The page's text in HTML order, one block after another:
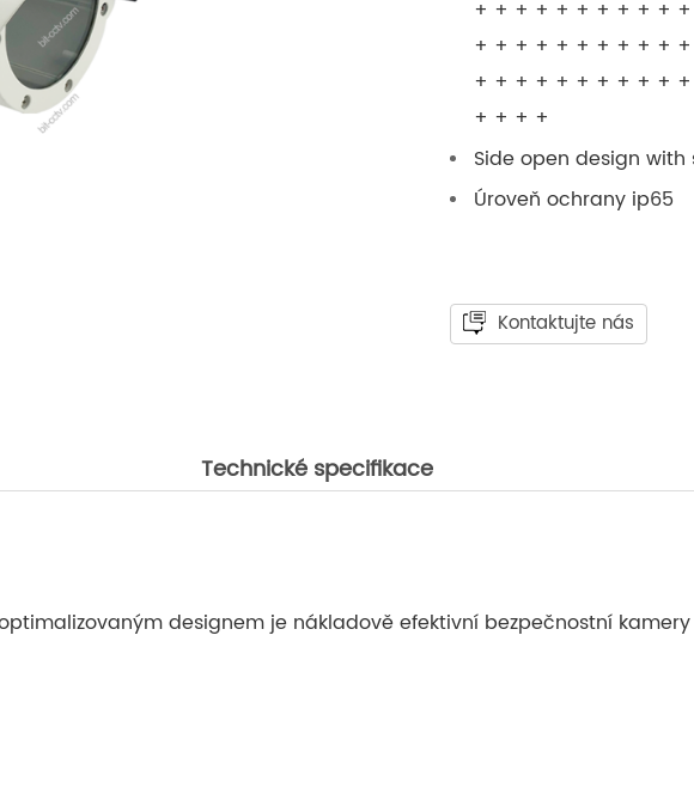
+ + + + + + + + + +
+ + + + + + + + + +
+ + + + + + + + + +
+ + + +
Side open design
Úroveň ochrany ip65
Kontaktujte nás
Technické specifikace
designem je nákladově efektivní bezpečnostní